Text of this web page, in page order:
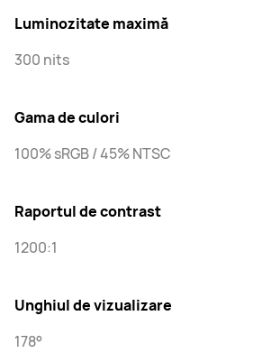
Luminozitate maximă
300 nits
Gama de culori
100% sRGB / 45% NTSC
Raportul de contrast
1200:1
Unghiul de vizualizare
178°